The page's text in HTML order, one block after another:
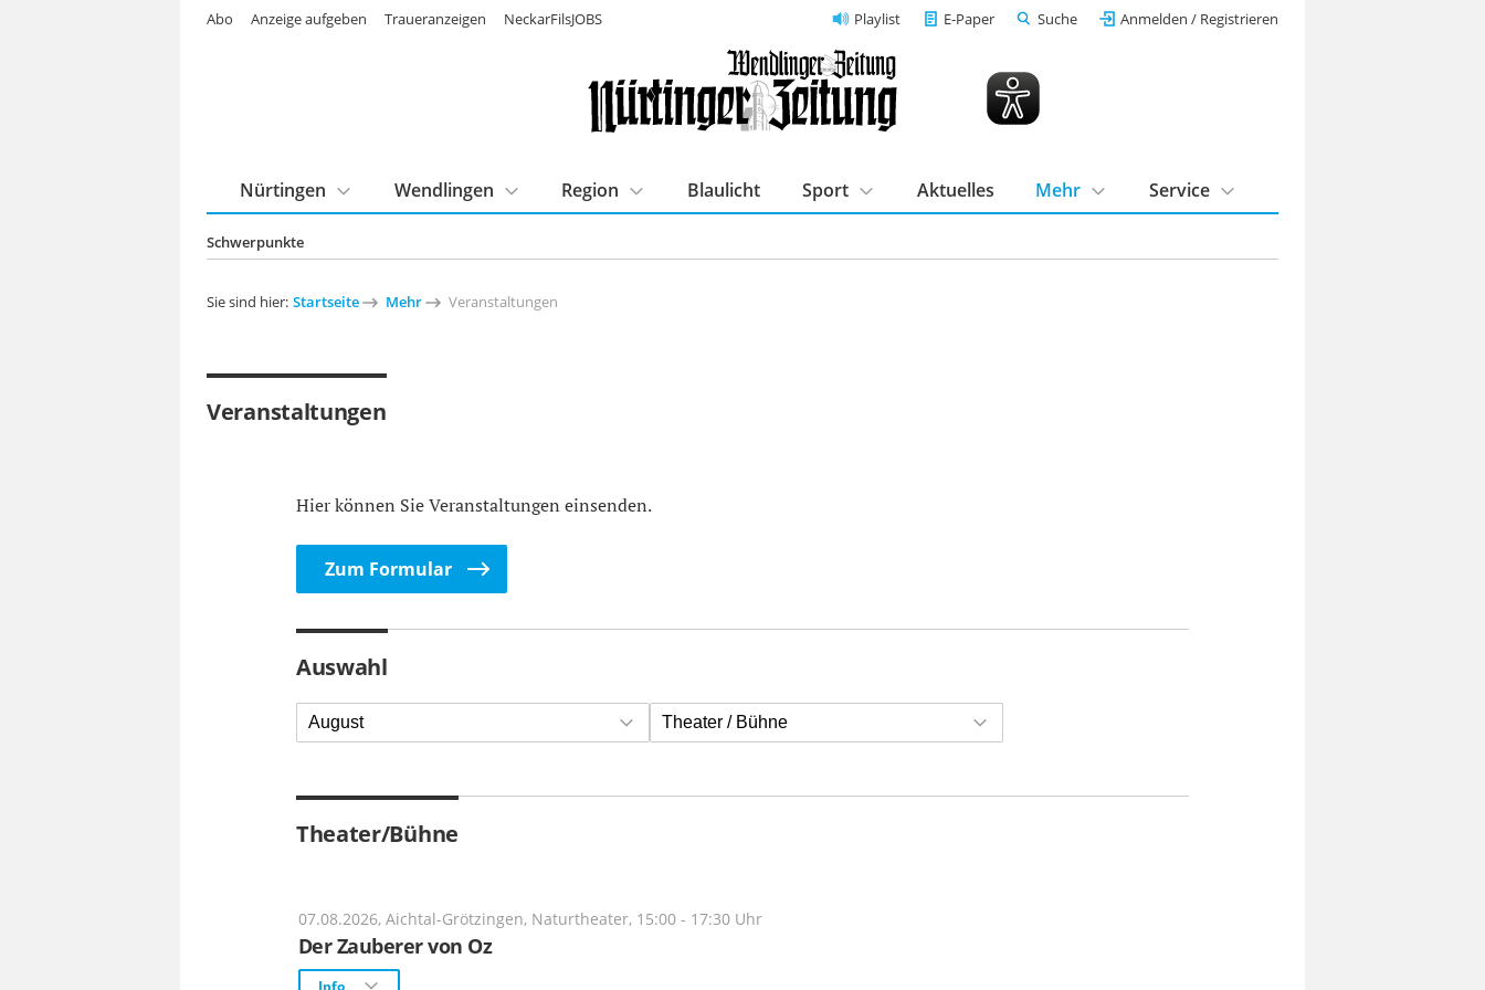
Playlist E-Paper Suche Anmelden / Registrieren
Schwerpunkte
Nürtingen Wendlingen Region Blaulicht Sport Aktuelles Mehr Service
Abo Anzeige aufgeben Traueranzeigen NeckarFilsJOBS
Sie sind hier: Startseite Mehr Veranstaltungen
Veranstaltungen
Hier können Sie Veranstaltungen einsenden.
Zum Formular
Auswahl
August Theater / Bühne
Theater/Bühne
07.08.2026, Aichtal-Grötzingen, Naturtheater, 15:00 - 17:30 Uhr
Der Zauberer von Oz
Info